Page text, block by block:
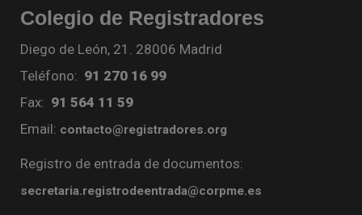
Colegio de Registradores
Diego de León, 21. 28006 Madrid
Teléfono: 91 270 16 99
Fax: 91 564 11 59
Email: contacto@registradores.org
Registro de entrada de documentos:
secretaria.registrodeentrada@corpme.es